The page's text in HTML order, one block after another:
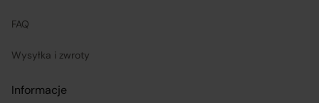
FAQ
Wysyłka i zwroty
Informacje